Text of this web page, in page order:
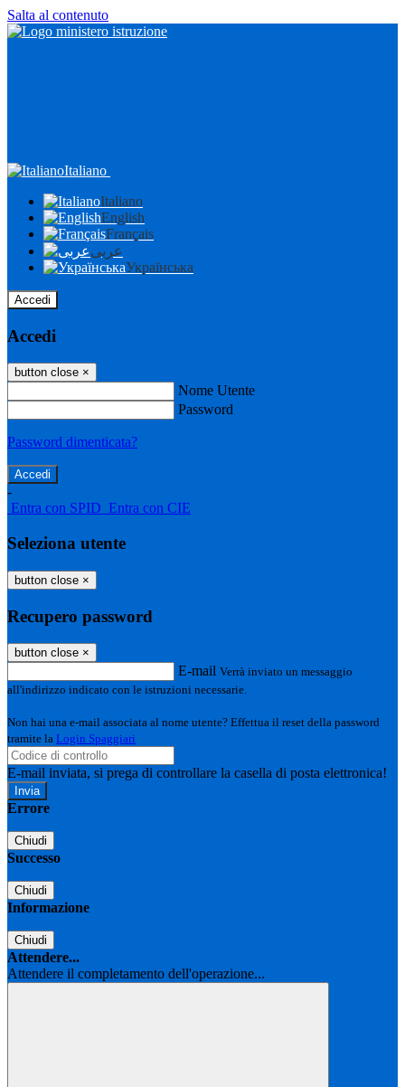
Salta al contenuto
Italiano
Italiano
English
Français
عربى
Українська
Accedi
Accedi
button close ×
Nome Utente
Password
Password dimenticata?
-
Entra con SPID Entra con CIE
Seleziona utente
button close ×
Recupero password
button close ×
E-mail Verrà inviato un messaggio
all'indirizzo indicato con le istruzioni necessarie.
Non hai una e-mail associata al nome utente? Effettua il reset della password
tramite la Login Spaggiari
E-mail inviata, si prega di controllare la casella di posta elettronica!
Errore
Chiudi
Successo
Chiudi
Informazione
Chiudi
Attendere...
Attendere il completamento dell'operazione...